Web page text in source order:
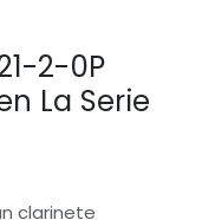
2-0P
La Serie
clarinete